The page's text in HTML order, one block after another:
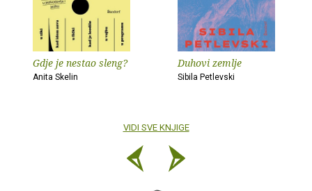
Gdje je nestao sleng?
Anita Skelin
Duhovi zemlje
Sibila Petlevski
VIDI SVE KNJIGE